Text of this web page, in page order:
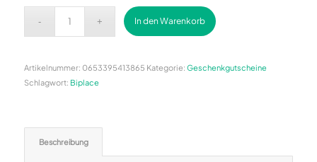
In den Warenkorb
Artikelnummer: 0653395413865 Kategorie: Geschenkgutscheine
Schlagwort: Biplace
Beschreibung